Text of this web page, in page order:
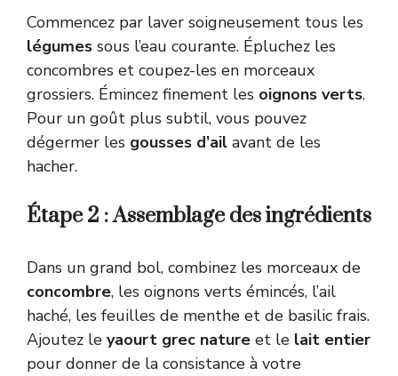
Commencez par laver soigneusement tous les
légumes sous l’eau courante. Épluchez les
concombres et coupez-les en morceaux
grossiers. Émincez finement les oignons verts.
Pour un goût plus subtil, vous pouvez
dégermer les gousses d’ail avant de les
hacher.
Étape 2 : Assemblage des ingrédients
Dans un grand bol, combinez les morceaux de
concombre, les oignons verts émincés, l’ail
haché, les feuilles de menthe et de basilic frais.
Ajoutez le yaourt grec nature et le lait entier
pour donner de la consistance à votre